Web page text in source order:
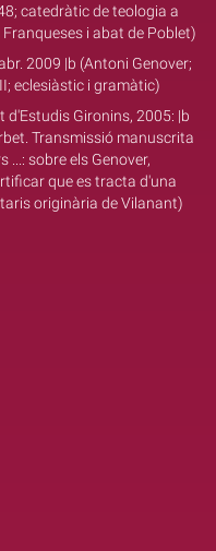
catedràtic de teologia a
Franqueses i abat de Poblet)
2009 |b (Antoni Genover;
eclesiàstic i gramàtic)
d'Estudis Gironins, 2005: |b
Transmissió manuscrita
...: sobre els Genover,
que es tracta d'una
originària de Vilanant)